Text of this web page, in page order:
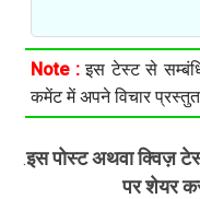
Note :इस टेस्ट से
कमेंट में अपने विचार
.इस पोस्ट अथवा क्विज़
पर शेयर